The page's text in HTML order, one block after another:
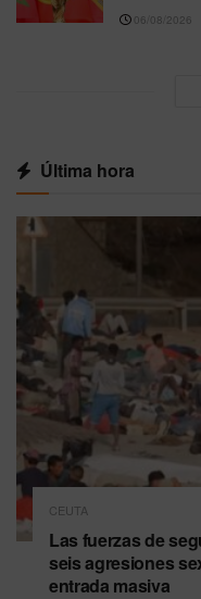
06/08/2026
Última hora
CEUTA
Las fuerzas de
seis agresiones
entrada masiva